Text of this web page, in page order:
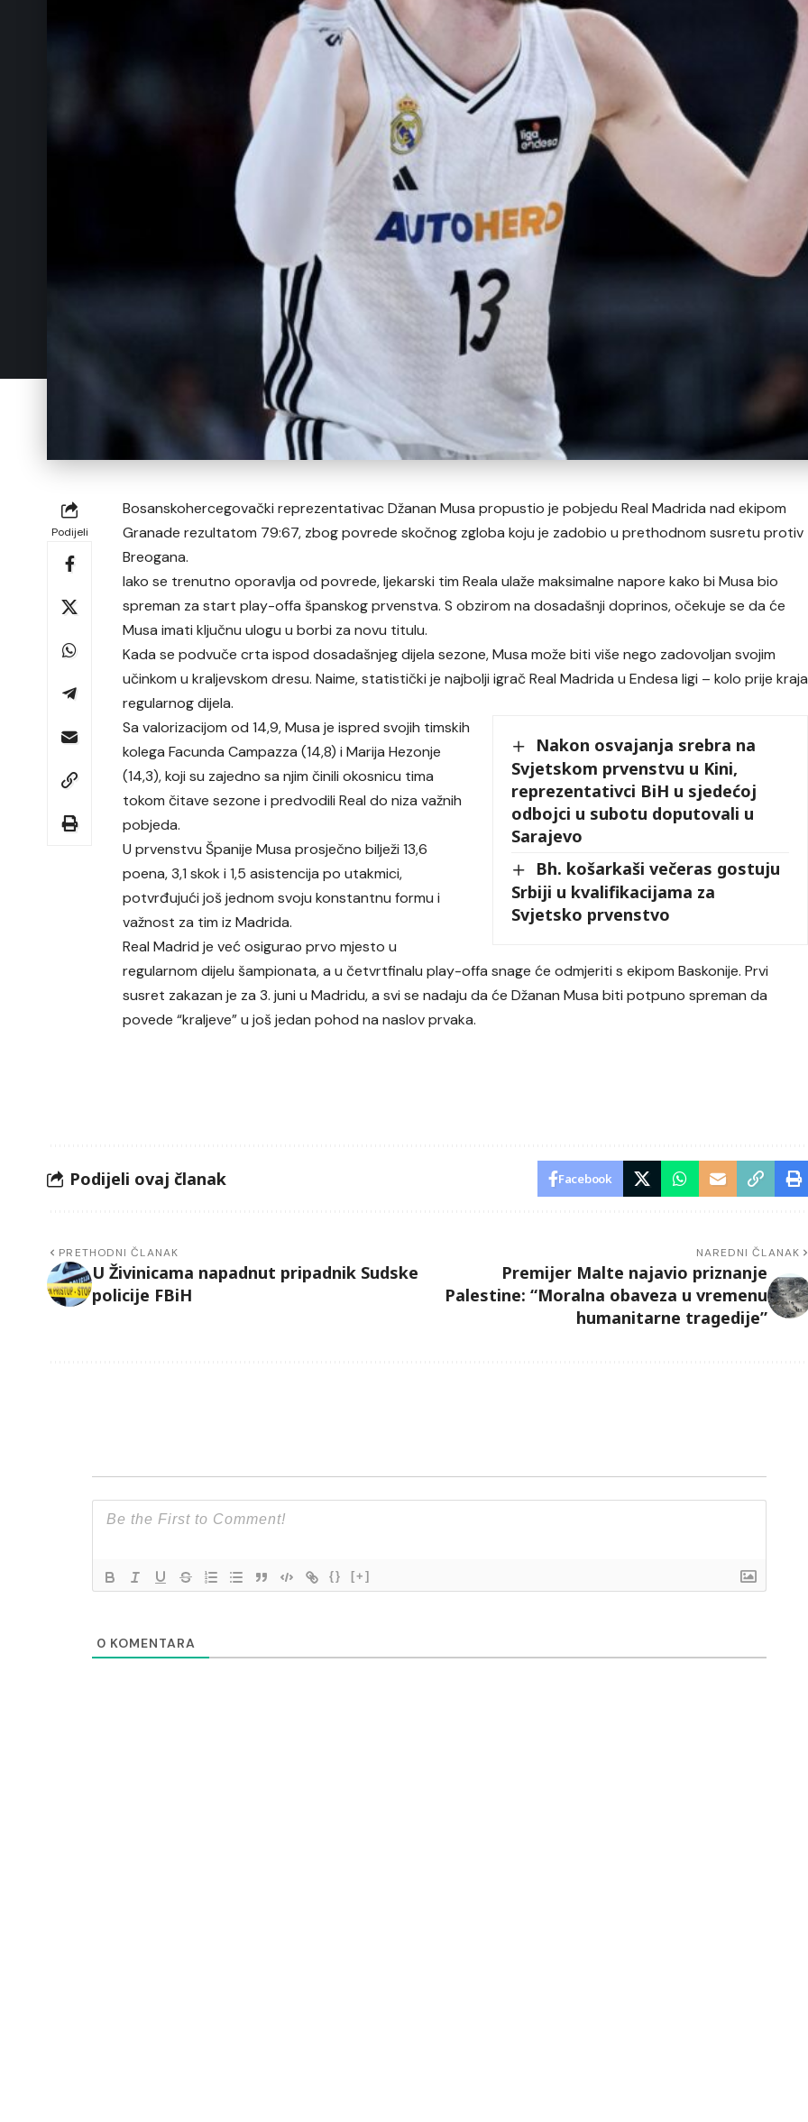
Podijeli
Bosanskohercegovački reprezentativac Džanan Musa propustio je pobjedu Real Madrida nad ekipom
Granade rezultatom 79:67, zbog povrede skočnog zgloba koju je zadobio u prethodnom susretu protiv
Breogana.
Iako se trenutno oporavlja od povrede, ljekarski tim Reala ulaže maksimalne napore kako bi Musa bio
spreman za start play-offa španskog prvenstva. S obzirom na dosadašnji doprinos, očekuje se da će
Musa imati ključnu ulogu u borbi za novu titulu.
Kada se podvuče crta ispod dosadašnjeg dijela sezone, Musa može biti više nego zadovoljan svojim
učinkom u kraljevskom dresu. Naime, statistički je najbolji igrač Real Madrida u Endesa ligi – kolo prije kraja
regularnog dijela.
Nakon osvajanja srebra na
Svjetskom prvenstvu u Kini,
reprezentativci BiH u sjedećoj
odbojci u subotu doputovali u
Sarajevo
Bh. košarkaši večeras gostuju
Srbiji u kvalifikacijama za
Svjetsko prvenstvo
Sa valorizacijom od 14,9, Musa je ispred svojih timskih
kolega Facunda Campazza (14,8) i Marija Hezonje
(14,3), koji su zajedno sa njim činili okosnicu tima
tokom čitave sezone i predvodili Real do niza važnih
pobjeda.
U prvenstvu Španije Musa prosječno bilježi 13,6
poena, 3,1 skok i 1,5 asistencija po utakmici,
potvrđujući još jednom svoju konstantnu formu i
važnost za tim iz Madrida.
Real Madrid je već osigurao prvo mjesto u
regularnom dijelu šampionata, a u četvrtfinalu play-offa snage će odmjeriti s ekipom Baskonije. Prvi
susret zakazan je za 3. juni u Madridu, a svi se nadaju da će Džanan Musa biti potpuno spreman da
povede “kraljeve” u još jedan pohod na naslov prvaka.
Podijeli ovaj članak Facebook
PRETHODNI ČLANAK
U Živinicama napadnut pripadnik Sudske
policije FBiH
NAREDNI ČLANAK
Premijer Malte najavio priznanje
Palestine: “Moralna obaveza u vremenu
humanitarne tragedije”
{} [+]
0 KOMENTARA